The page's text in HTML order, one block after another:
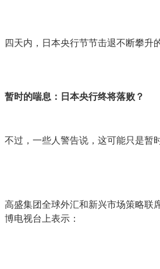
四天内，日本央行节节击退不断攀升
暂时的喘息：日本央行终将落败？
不过，一些人警告说，这可能只是暂
高盛集团全球外汇和新兴市场策略联
博电视台上表示：